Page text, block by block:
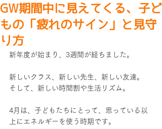
GW期間中に見えてくる、子ど
もの「疲れのサイン」と見守
り方
新年度が始まり、3週間が経ちました。
新しいクラス、新しい先生、新しい友達。
そして、新しい時間割や生活リズム。
4月は、子どもたちにとって、思っている以
上にエネルギーを使う時期です。